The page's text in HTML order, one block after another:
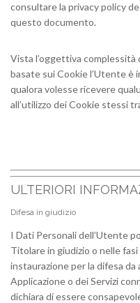
consultare la privacy policy
questo documento.
Vista l’oggettiva
basate sui Cookie l’Utente
qualora volesse ricevere
all’utilizzo dei Cookie stessi
ULTERIORI
Difesa in giudizio
I Dati Personali dell’Utente
Titolare in giudizio o nelle
instaurazione per la difesa da
Applicazione o dei Servizi
dichiara di essere